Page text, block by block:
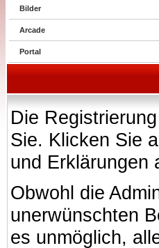
Bilder
Arcade
Portal
Die
Sie. Klicken Sie
und Erklärungen
Obwohl die
unerwünschten
es unmöglich,